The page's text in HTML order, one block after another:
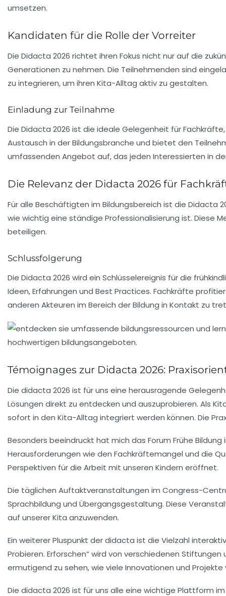
umsetzen.
Kandidaten für die Rolle der Vorreiter
Die Didacta 2026 richtet ihren Fokus nicht nur auf die
Generationen zu nehmen. Die Teilnehmenden sind
zu integrieren, um ihren Kita-Alltag aktiv zu gestalten.
Einladung zur Teilnahme
Die Didacta 2026 ist die ideale Gelegenheit für
Austausch in der Bildungsbranche und bietet den
umfassenden Angebot auf, das jeden Interessierten in
Die Relevanz der Didacta 2026 für
Für alle Beschäftigten im Bildungsbereich ist die Didacta
wie wichtig eine ständige Professionalisierung ist. Diese
beteiligen.
Schlussfolgerung
Die Didacta 2026 wird ein Schlüsselereignis für die
Ideen, Erfahrungen und Best Practices. Fachkräfte
anderen Akteuren im Bereich der Bildung in Kontakt zu
Témoignages zur Didacta 2026:
Die didacta 2026 ist für uns eine herausragende
Lösungen direkt zu entdecken und auszuprobieren. Als
sofort in den Kita-Alltag integriert werden können. Die
Besonders beeindruckt hat mich das Forum Frühe Bildung
Herausforderungen wie den Fachkräftemangel und die
Perspektiven für die Arbeit mit unseren Kindern eröffnet.
Die täglichen Auftaktveranstaltungen im Congress-
Sprachbildung und Übergangsgestaltung. Diese
auf unserer Kita anzuwenden.
Ein weiterer Pluspunkt der didacta ist die Vielzahl
Probieren. Erforschen“ wird von verschiedenen
ermutigend zu sehen, wie viele Innovationen und
Die didacta 2026 ist für uns alle eine wichtige Plattform